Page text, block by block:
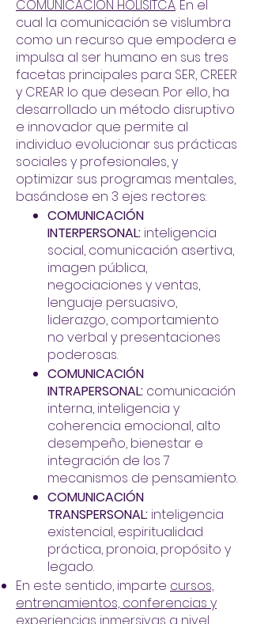
COMUNICACIÓN HOLÍSITCA. En el
cual la comunicación se vislumbra
como un recurso que empodera e
impulsa al ser humano en sus tres
facetas principales para SER, CREER
y CREAR lo que desean. Por ello, ha
desarrollado un método disruptivo
e innovador que permite al
individuo evolucionar sus prácticas
sociales y profesionales, y
optimizar sus programas mentales,
basándose en 3 ejes rectores:
COMUNICACIÓN
INTERPERSONAL: inteligencia
social, comunicación asertiva,
imagen pública,
negociaciones y ventas,
lenguaje persuasivo,
liderazgo, comportamiento
no verbal y presentaciones
poderosas.
COMUNICACIÓN
INTRAPERSONAL: comunicación
interna, inteligencia y
coherencia emocional, alto
desempeño, bienestar e
integración de los 7
mecanismos de pensamiento.
COMUNICACIÓN
TRANSPERSONAL: inteligencia
existencial, espiritualidad
práctica, pronoia, propósito y
legado.
En este sentido, imparte cursos,
entrenamientos, conferencias y